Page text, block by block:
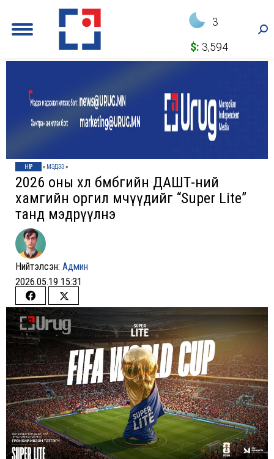
3
$: 3,594
НҮҮР » МЭДЭЭ»
2026 оны хөл бөмбөгийн ДАШТ-ний
хамгийн оргил мөчүүдийг “Super Lite”
танд мэдрүүлнэ
Нийтэлсэн: Админ
2026.05.19 15:31
Share
on
Facebook
Share
on
Twitter